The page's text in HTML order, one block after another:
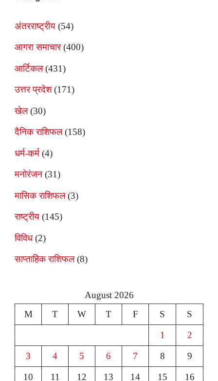
अंतरराष्ट्रीय (54)
आगरा समाचार(400)
आर्टिकल(431)
उत्तर प्रदेश(171)
खेल(30)
दैनिक राशिफल(158)
धर्म-कर्म (4)
मनोरंजन (31)
मासिक राशिफल(3)
राष्ट्रीय (145)
विविध(2)
साप्ताहिक राशिफल(8)
August 2026
M
T W T F S S
1 2
3 4 5 6 7 8 9
10 11 12 13 14 15 16